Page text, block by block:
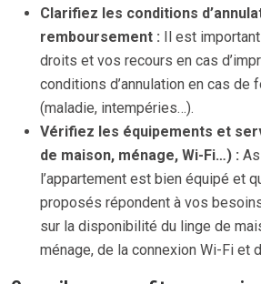
Clarifiez les conditions
remboursement : Il est
droits et vos recours en cas
conditions d’annulation en cas de
(maladie, intempéries…).
Vérifiez les équipements et
de maison, ménage, Wi-Fi…) :
l’appartement est bien équipé et
proposés répondent à vos
sur la disponibilité du linge de
ménage, de la connexion Wi-Fi et